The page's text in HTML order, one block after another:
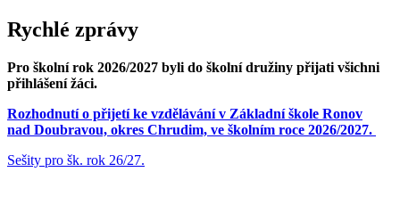
Rychlé zprávy
Pro školní rok 2026/2027 byli do školní družiny přijati všichni
přihlášení žáci.
Rozhodnutí o přijetí ke vzdělávání v Základní škole Ronov
nad Doubravou, okres Chrudim, ve školním roce 2026/2027.
Sešity pro šk. rok 26/27.